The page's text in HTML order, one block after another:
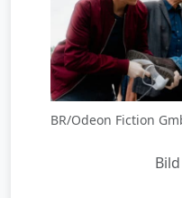
BR/Odeon Fiction